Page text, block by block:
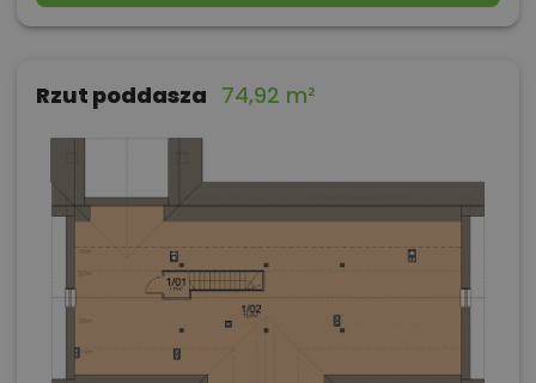
Rzut poddasza 74,92 m²